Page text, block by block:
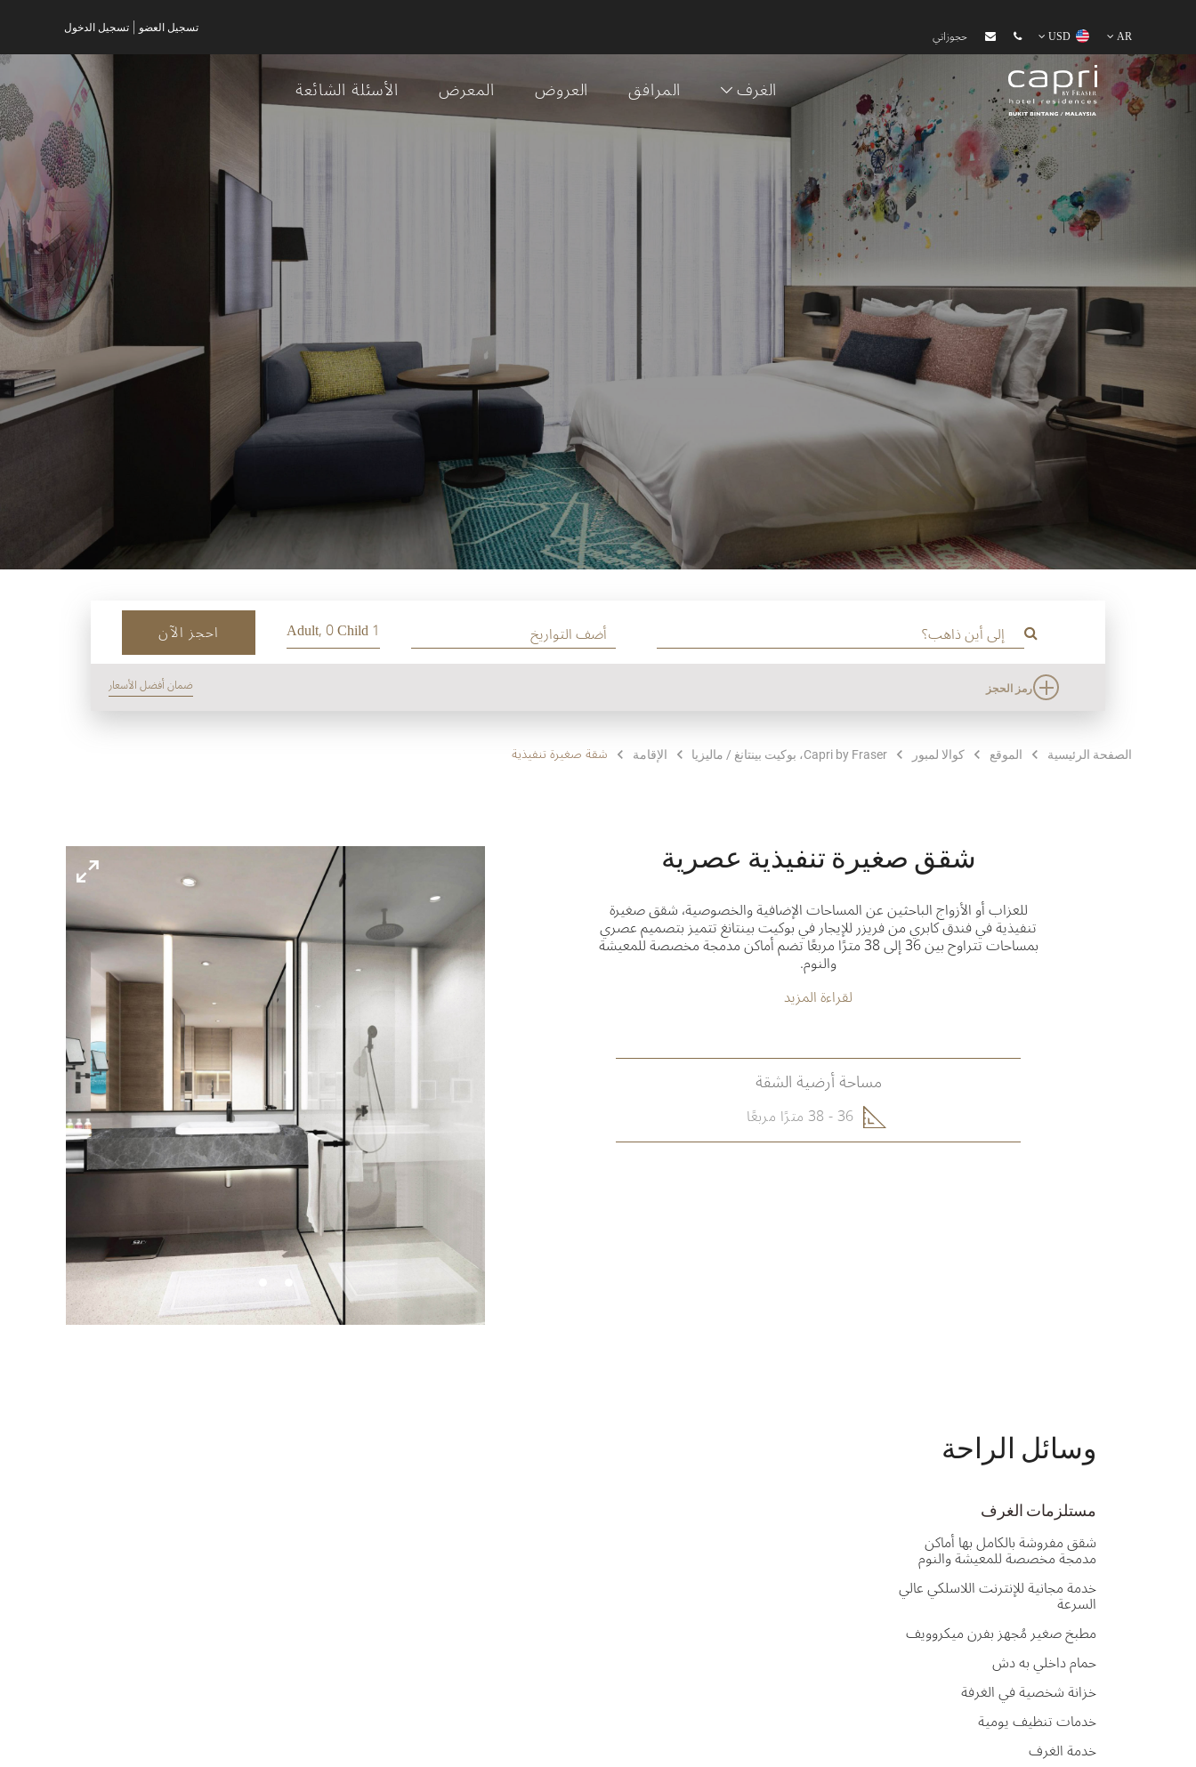
AR
USD حجوزاتي تسجيل العضو تسجيل الدخول
الغرف المرافق العروض المعرض الأسئلة الشائعة
1 Adult, 0 Child احجز الآن
رمز الحجز ضمان أفضل الأسعار
الصفحة الرئيسية الموقع كوالا لمبور Capri by Fraser، بوكيت بينتانغ / ماليزيا الإقامة شقة صغيرة تنفيذية
شقق صغيرة تنفيذية عصرية
للعزاب أو الأزواج الباحثين عن المساحات الإضافية والخصوصية، شقق صغيرة
تنفيذية في فندق كابري من فريزر للإيجار في بوكيت بينتانغ تتميز بتصميم عصري
بمساحات تتراوح بين 36 إلى 38 مترًا مربعًا تضم أماكن مدمجة مخصصة للمعيشة
والنوم.
لقراءة المزيد
مساحة أرضية الشقة
36 - 38 مترًا مربعًا
وسائل الراحة
مستلزمات الغرف
شقق مفروشة بالكامل بها أماكن
مدمجة مخصصة للمعيشة والنوم
خدمة مجانية للإنترنت اللاسلكي عالي
السرعة
مطبخ صغير مُجهز بفرن ميكروويف
حمام داخلي به دش
خزانة شخصية في الغرفة
خدمات تنظيف يومية
خدمة الغرف